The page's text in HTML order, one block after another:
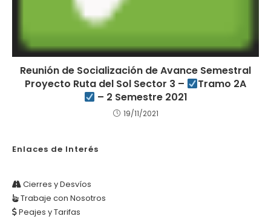
Reunión de Socialización de Avance Semestral
Proyecto Ruta del Sol Sector 3 –
Tramo 2A
– 2 Semestre 2021
19/11/2021
Enlaces de Interés
Cierres y Desvíos
Trabaje con Nosotros
Peajes y Tarifas